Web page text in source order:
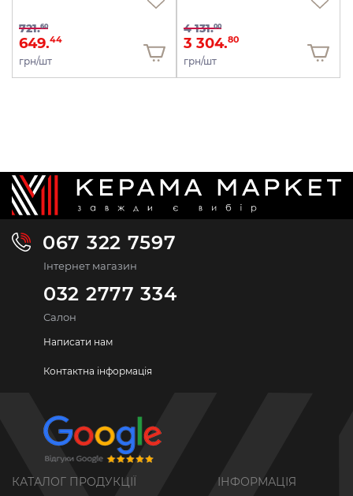
721.60
649.44
грн/шт
4 131.00
3 304.80
грн/шт
067 322 7597
Інтернет магазин
032 2777 334
Салон
Написати нам
Контактна інформація
КАТАЛОГ ПРОДУКЦІЇ ІНФОРМАЦІЯ